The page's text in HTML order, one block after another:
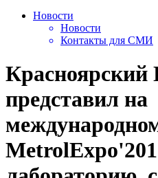
Новости
Новости
Контакты для СМИ
представил на